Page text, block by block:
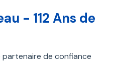
- 112 Ans de
partenaire de confiance